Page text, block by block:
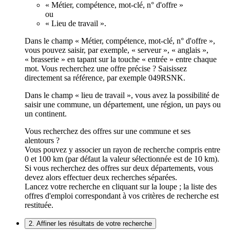
« Métier, compétence, mot-clé, n° d'offre »
ou
« Lieu de travail ».
Dans le champ « Métier, compétence, mot-clé, n° d'offre »,
vous pouvez saisir, par exemple, « serveur », « anglais »,
« brasserie » en tapant sur la touche « entrée » entre chaque
mot. Vous recherchez une offre précise ? Saisissez
directement sa référence, par exemple 049RSNK.
Dans le champ « lieu de travail », vous avez la possibilité de
saisir une commune, un département, une région, un pays ou
un continent.
Vous recherchez des offres sur une commune et ses
alentours ?
Vous pouvez y associer un rayon de recherche compris entre
0 et 100 km (par défaut la valeur sélectionnée est de 10 km).
Si vous recherchez des offres sur deux départements, vous
devez alors effectuer deux recherches séparées.
Lancez votre recherche en cliquant sur la loupe ; la liste des
offres d'emploi correspondant à vos critères de recherche est
restituée.
2. Affiner les résultats de votre recherche